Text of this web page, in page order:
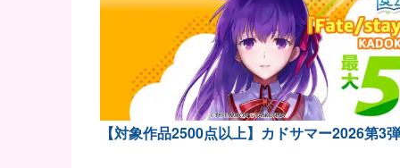
【対象作品2500点以上】カドサマー2026第3弾